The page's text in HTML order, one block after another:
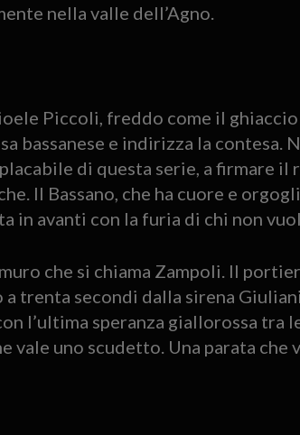
nella valle dell’Agno.
Piccoli, freddo come il
bassanese e indirizza la contesa.
di questa serie, a firmare il
Il Bassano, che ha cuore e
in avanti con la furia di chi non
che si chiama Zampoli. Il
a trenta secondi dalla sirena
l’ultima speranza giallorossa tra
vale uno scudetto. Una parata che